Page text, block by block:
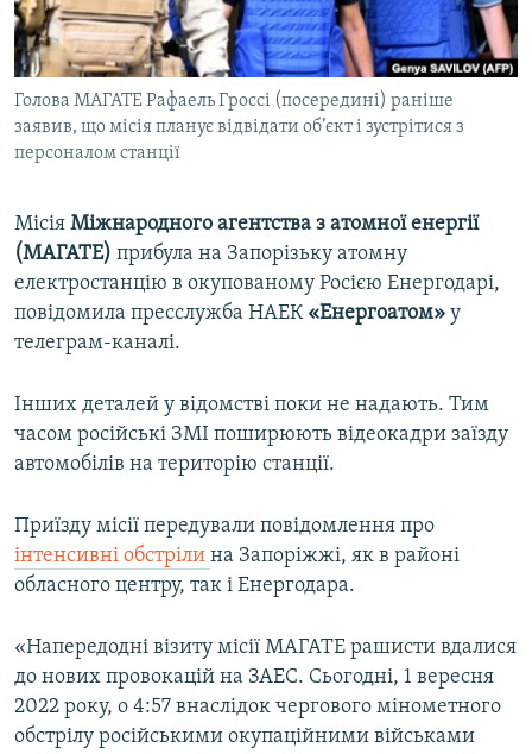
ВІДЕОУРОКИ «ELIFBE»
СВІДЧЕННЯ ОКУПАЦІЇ
УКРАЇНСЬКА ПРОБЛЕМА КРИМУ
ІНФОГРАФІКА
Русский
Qırımtatar
ДОЛУЧАЙСЯ!
Усі сайти RFE/RL
Голова МАГАТЕ Рафаель Гроссі (посередині) раніше
заявив, що місія планує відвідати об’єкт і зустрітися з
персоналом станції
Місія Міжнародного агентства з атомної енергії
(МАГАТЕ) прибула на Запорізьку атомну
електростанцію в окупованому Росією Енергодарі,
повідомила пресслужба НАЕК «Енергоатом» у
телеграм-каналі.
Інших деталей у відомстві поки не надають. Тим
часом російські ЗМІ поширюють відеокадри заїзду
автомобілів на територію станції.
Приїзду місії передували повідомлення про
інтенсивні обстріли на Запоріжжі, як в районі
обласного центру, так і Енергодара.
«Напередодні візиту місії МАГАТЕ рашисти вдалися
до нових провокацій на ЗАЕС. Сьогодні, 1 вересня
2022 року, о 4:57 внаслідок чергового мінометного
обстрілу російськими окупаційними військами